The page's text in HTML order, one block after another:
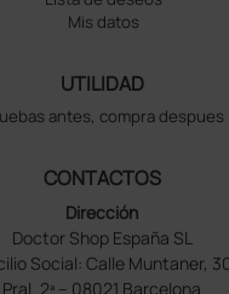
Mis datos
UTILIDAD
antes, compra despues
CONTACTOS
Dirección
Doctor Shop España SL
Social: Calle Muntaner,
Pral. 2ª – 08021 Barcelona